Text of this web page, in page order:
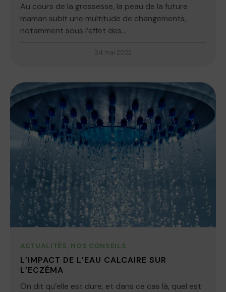
Au cours de la grossesse, la peau de la future
maman subit une multitude de changements,
notamment sous l’effet des...
24 mai 2022
ACTUALITÉS, NOS CONSEILS
L’IMPACT DE L’EAU CALCAIRE SUR
L’ECZÉMA
On dit qu’elle est dure, et dans ce cas là, quel est